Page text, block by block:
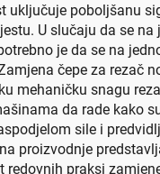
uključuje poboljšanu
U slučaju da se na
je da se na
čepe za rezač
mehaničku snagu
da rade kako
sile i
proizvodnje
redovnih praksi